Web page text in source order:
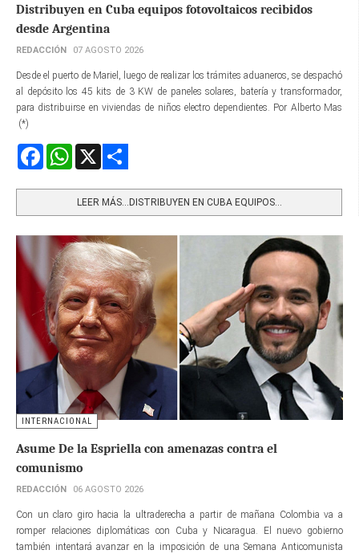
Distribuyen en Cuba equipos fotovoltaicos recibidos
desde Argentina
REDACCIÓN 07 AGOSTO 2026
Desde el puerto de Mariel, luego de realizar los trámites aduaneros, se despachó
al depósito los 45 kits de 3 KW de paneles solares, batería y transformador,
para distribuirse en viviendas de niños electro dependientes. Por Alberto Mas
(*)
FacebookWhatsApp
LEER MÁS…DISTRIBUYEN EN CUBA EQUIPOS...
INTERNACIONAL
Asume De la Espriella con amenazas contra el
comunismo
REDACCIÓN 06 AGOSTO 2026
Con un claro giro hacia la ultraderecha a partir de mañana Colombia va a
romper relaciones diplomáticas con Cuba y Nicaragua. El nuevo gobierno
también intentará avanzar en la imposición de una Semana Anticomunista